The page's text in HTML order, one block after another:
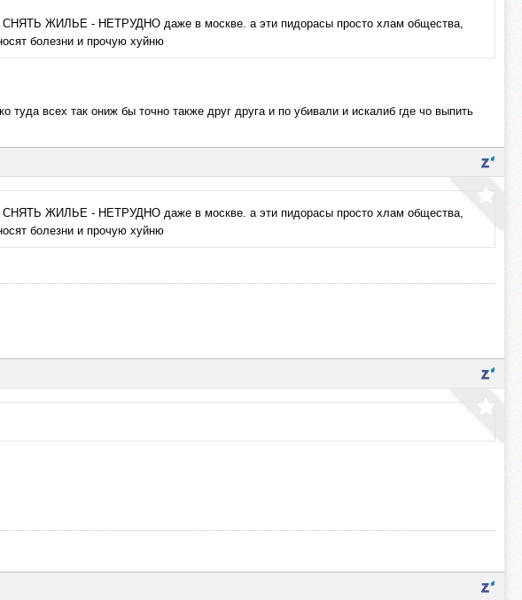
- НЕТРУДНО даже в москве. а эти пидорасы просто хлам общества,
болезни и прочую хуйню
всех так ониж бы точно также друг друга и по убивали и искалиб где чо выпить
- НЕТРУДНО даже в москве. а эти пидорасы просто хлам общества,
болезни и прочую хуйню